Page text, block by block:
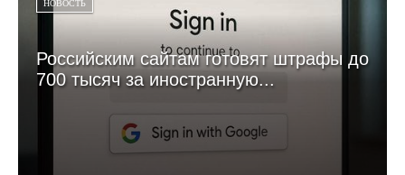
НОВОСТЬ
Российским сайтам готовят штрафы до
700 тысяч за иностранную...